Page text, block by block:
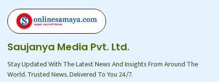
Saujanya Media Pvt. Ltd.
Stay Updated With The Latest News And Insights From Around The
World. Trusted News, Delivered To You 24/7.